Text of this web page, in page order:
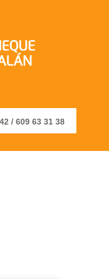
/ 609 63 31 38